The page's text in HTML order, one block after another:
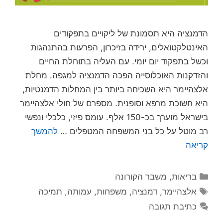
הדמנציה היא תסמונת של ליקויים בתפקודים
האינטלקטואלים, ירידה בזיכרון, הפרעות בהתנהגות
וכשל בתפקוד יום יומי. עם העליה בתוחלת החיים
והזדקנות האוכלוסייה הפכה הדמנציה למגפה. מחלת
אלצהיימר היא השכיחה ביותר בין המחלות הדמנטיות,
היא חשוכת מרפא וסופנית. מספרם של חולי אלצהיימר
בישראל מוערך בכ-150 אלף. עומס פיזי, כלכלי ונפשי
רב מוטל על כל בני המשפחה המטפלים … להמשך
קריאה
קטגוריות
בריאות, משבר הקורונה
תגיות
אלצהיימר,דמנציה, משפחות, עמותה, תמיכה
כתיבת תגובה